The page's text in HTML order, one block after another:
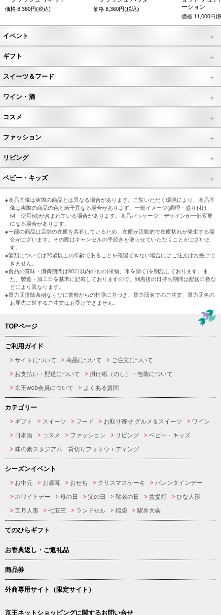
価格 8,360円(税込) 価格8,360円(税込)
ーション
価格11,000円(
イベント
ギフト
スイーツ＆フード
ワイン・酒
コスメ
ファッション
リビング
ベビー・キッズ
●商品画像は実際の商品とは異なる場合があります。ご覧いただく環境により、商品画
像は実際の商品の色と若干異なる場合があります。一部イメージ(調理・盛り付け
例・使用例)が含まれている場合があります。商品パッケージ・デザインが一部変更
になる場合があります。
●一部の商品は店舗の在庫を共有しているため、在庫が流動的で在庫切れが発生する場
合がございます。その際はキャンセルの手続きを取らせていただくことがございま
す。
●酒類については20歳以上の年齢であることを確認できない場合にはご注文はお受けで
きません。
●食品の賞味・消費期間は90日以内のもの(果物、米を除く)を明記しております。ま
た、製造・加工日を基準に記載しておりますので、到着後の日持ち期間は配送日数な
どにより異なります。
●暴力団排除条例ならびに警察からの指導に基づき、暴力団名でのご注文、暴力団名の
お届先に対するご注文はお受けできません。
TOPページ
ご利用ガイド
サイトについて 商品について
ご注文について
お支払い・配送について
掛け紙（のし）・包装について
京王web会員について
よくある質問
カテゴリー
ギフト スイーツ フード お取り寄せ グルメ＆スイーツ
ワイン
日本酒
コスメ ファッション リビング
ベビー・キッズ
味の素スタジアム 貸切りフォトウエディング
シーズンイベント
お中元 お歳暮 おせち クリスマスケーキ
バレンタインデー
ホワイトデー
母の日 父の日 敬老の日 盆提灯
ひな人形
五月人形
七五三 ランドセル 福袋 駅弁大会
てのひらギフト
お香典返し・ご返礼品
商品券
外商専用サイト（限定サイト）
京王ネットショッピングに関するお問い合せ